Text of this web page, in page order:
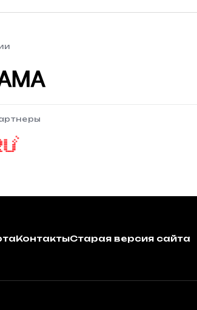
КонтактыСтарая версия сайта